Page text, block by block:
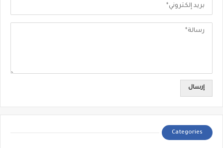
Categories